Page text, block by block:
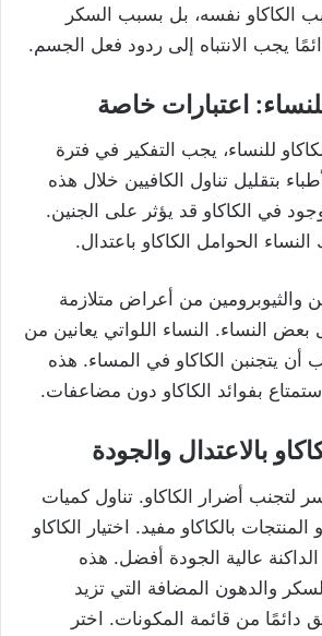
الكاكاو نفسه، بل بسبب السكر
يجب الانتباه إلى ردود فعل الجسم.
اعتبارات خاصة
للنساء، يجب التفكير في فترة
بتقليل تناول الكافيين خلال هذه
في الكاكاو قد يؤثر على الجنين.
الحوامل الكاكاو باعتدال.
والثيوبرومين من أعراض متلازمة
بعض النساء. النساء اللواتي يعانين من
أن يتجنبن الكاكاو في المساء. هذه
بفوائد الكاكاو دون مضاعفات.
بالاعتدال والجودة
لتجنب أضرار الكاكاو. تناول كميات
بالكاكاو مفيد. اختيار الكاكاو
الداكنة عالية الجودة أفضل. هذه
والدهون المضافة التي تزيد
دائمًا من قائمة المكونات. اختر